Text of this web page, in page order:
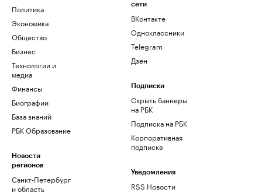
Политика
Экономика
Общество
Бизнес
Технологии и
медиа
Финансы
Биографии
База знаний
РБК Образование
Новости
регионов
Санкт-Петербург
и область
сети
ВКонтакте
Одноклассники
Telegram
Дзен
Подписки
Скрыть баннеры
на РБК
Подписка на РБК
Корпоративная
подписка
Уведомления
RSS Новости